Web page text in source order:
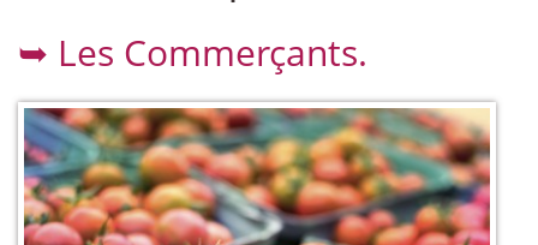
➥ Les Commerçants.